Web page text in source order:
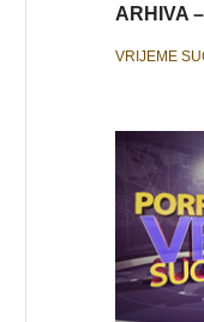
ARHIVA
VRIJEME